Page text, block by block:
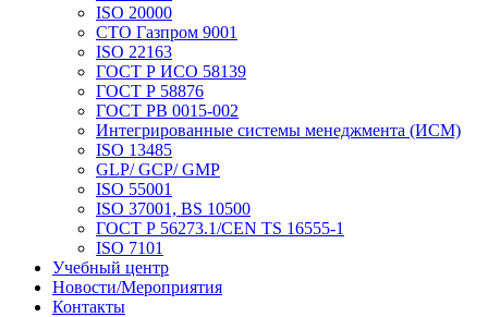
ISO 20000
СТО Газпром 9001
ISO 22163
ГОСТ Р ИСО 58139
ГОСТ Р 58876
ГОСТ РВ 0015-002
Интегрированные системы менеджмента (ИСМ)
ISO 13485
GLP/ GCP/ GMP
ISO 55001
ISO 37001, BS 10500
ГОСТ Р 56273.1/CEN TS 16555-1
ISO 7101
Учебный центр
Новости/Мероприятия
Контакты